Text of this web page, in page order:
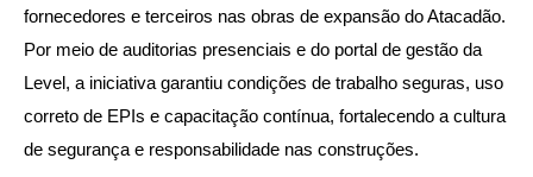
fornecedores e terceiros nas obras de expansão do Atacadão.
Por meio de auditorias presenciais e do portal de gestão da
Level, a iniciativa garantiu condições de trabalho seguras, uso
correto de EPIs e capacitação contínua, fortalecendo a cultura
de segurança e responsabilidade nas construções.